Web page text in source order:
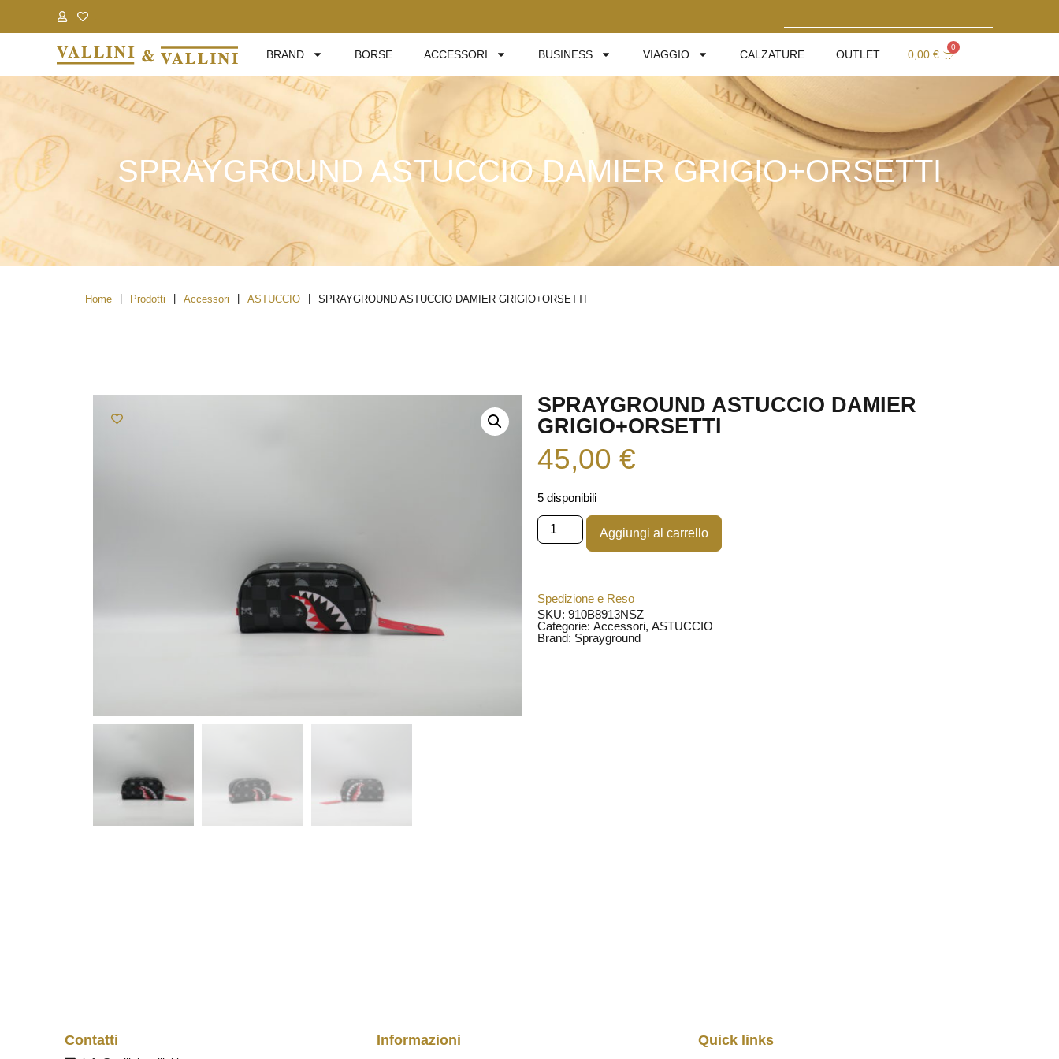
BRAND BORSE ACCESSORI BUSINESS VIAGGIO CALZATURE OUTLET 0,00 €
0
SPRAYGROUND ASTUCCIO DAMIER GRIGIO+ORSETTI
Home Prodotti Accessori ASTUCCIO SPRAYGROUND ASTUCCIO DAMIER GRIGIO+ORSETTI
SPRAYGROUND ASTUCCIO DAMIER
GRIGIO+ORSETTI
45,00 €
5 disponibili
Aggiungi al carrello
Spedizione e Reso
SKU: 910B8913NSZ
Categorie: Accessori, ASTUCCIO
Brand: Sprayground
Contatti Informazioni Quick links